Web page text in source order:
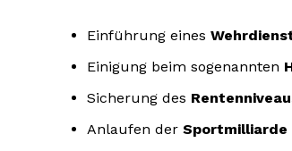
Einführung eines
Einigung beim sogenannten
Sicherung des
Anlaufen der Sportmilliarde